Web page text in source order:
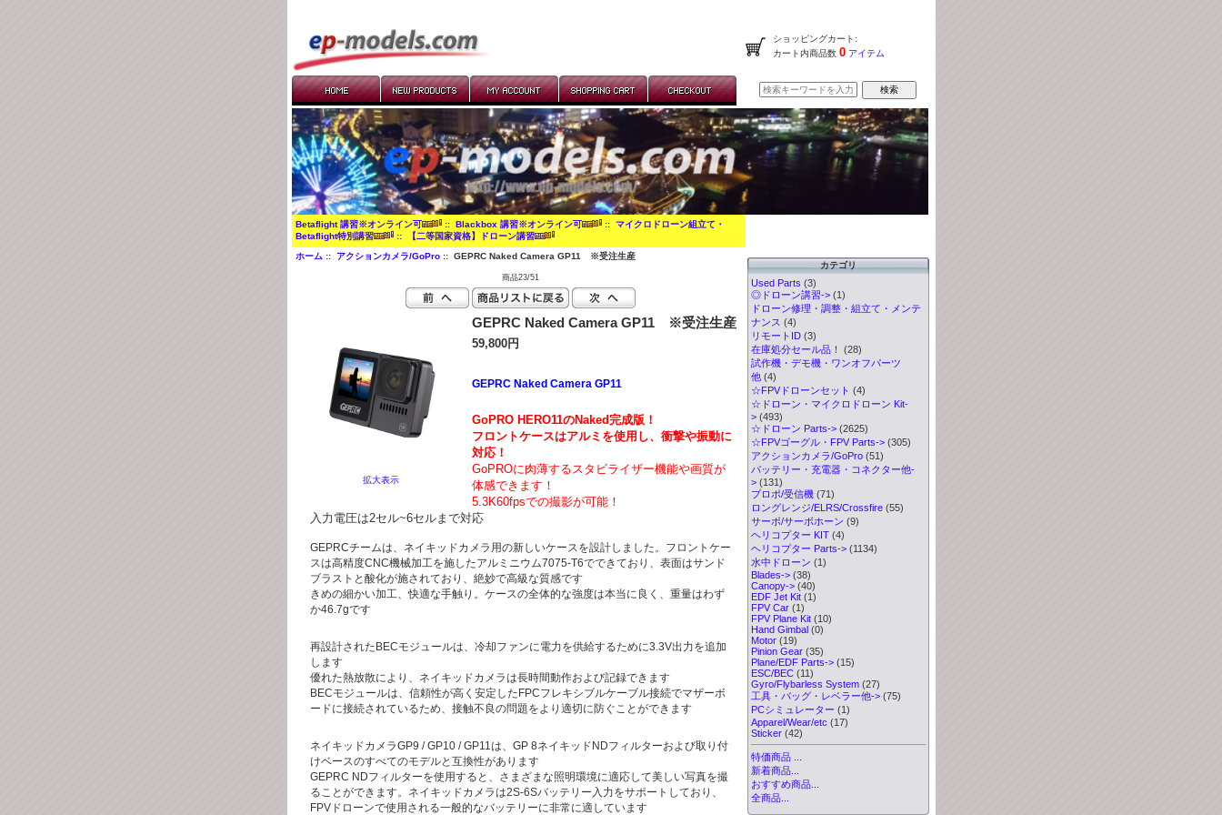
ショッピングカート:
カート内商品数 0アイテム
Betaflight 講習※オンライン可 ::Blackbox 講習※オンライン可 ::マイクロドローン組立て・
Betaflight特別講習
:: 【二等国家資格】ドローン講習
ホーム :: アクションカメラ/GoPro :: GEPRC Naked Camera GP11 ※受注生産
商品23/51
拡大表示
GEPRC Naked Camera GP11 ※受注生産
59,800円
GEPRC Naked Camera GP11
GoPRO HERO11のNaked完成版！
フロントケースはアルミを使用し、衝撃や振動に
対応！
GoPROに肉薄するスタビライザー機能や画質が
体感できます！
5.3K60fpsでの撮影が可能！
入力電圧は2セル~6セルまで対応
GEPRCチームは、ネイキッドカメラ用の新しいケースを設計しました。フロントケー
スは高精度CNC機械加工を施したアルミニウム7075-T6でできており、表面はサンド
ブラストと酸化が施されており、絶妙で高級な質感です
きめの細かい加工、快適な手触り。ケースの全体的な強度は本当に良く、重量はわず
か46.7gです
再設計されたBECモジュールは、冷却ファンに電力を供給するために3.3V出力を追加
します
優れた熱放散により、ネイキッドカメラは長時間動作および記録できます
BECモジュールは、信頼性が高く安定したFPCフレキシブルケーブル接続でマザーボ
ードに接続されているため、接触不良の問題をより適切に防ぐことができます
ネイキッドカメラGP9 / GP10 / GP11は、GP 8ネイキッドNDフィルターおよび取り付
けベースのすべてのモデルと互換性があります
GEPRC NDフィルターを使用すると、さまざまな照明環境に適応して美しい写真を撮
ることができます。ネイキッドカメラは2S-6Sバッテリー入力をサポートしており、
FPVドローンで使用される一般的なバッテリーに非常に適しています
カテゴリ
Used Parts (3)
◎ドローン講習->(1)
ドローン修理・調整・組立て・メンテ
ナンス (4)
リモートID(3)
在庫処分セール品！
(28)
試作機・デモ機・ワンオフパーツ
他(4)
☆FPVドローンセット (4)
☆ドローン・マイクロドローン Kit-
>(493)
☆ドローン Parts->(2625)
☆FPVゴーグル・FPV Parts->(305)
アクションカメラ/GoPro(51)
バッテリー・充電器・コネクター他-
>(131)
プロポ/受信機(71)
ロングレンジ/ELRS/Crossfire(55)
サーボ/サーボホーン (9)
ヘリコプター KIT(4)
ヘリコプター Parts->(1134)
水中ドローン (1)
Blades->(38)
Canopy->(40)
EDF Jet Kit(1)
FPV Car(1)
FPV Plane Kit(10)
Hand Gimbal(0)
Motor(19)
Pinion Gear(35)
Plane/EDF Parts->(15)
ESC/BEC(11)
Gyro/Flybarless System(27)
工具・バッグ・レベラー他->(75)
PCシミュレーター (1)
Apparel/Wear/etc (17)
Sticker(42)
特価商品 ...
新着商品...
おすすめ商品...
全商品...